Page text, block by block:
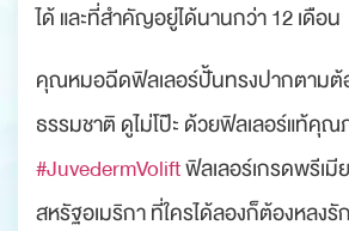
ได้ และที่สำคัญอยู่ได้นานกว่า 12 เดือน
คุณหมอฉีดฟิลเลอร์ปั้นทรงปากตามต้
ธรรมชาติ ดูไม่โป๊ะ ด้วยฟิลเลอร์แท้คุ
#JuvedermVoliftฟิลเลอร์เกรดพรีเมี
สหรัฐอเมริกา ที่ใครได้ลองก็ต้องหลง